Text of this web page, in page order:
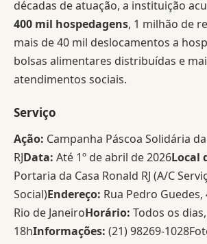
décadas de atuação, a instituição
400 mil hospedagens, 1 milhão de
mais de 40 mil deslocamentos a
bolsas alimentares distribuídas e
atendimentos sociais.
Serviço
Ação: Campanha Páscoa Solidária
RJData: Até 1º de abril de 2026Local
Portaria da Casa Ronald RJ (A/C
Social)Endereço: Rua Pedro Guedes,
Rio de JaneiroHorário: Todos os
18hInformações: (21) 98269-